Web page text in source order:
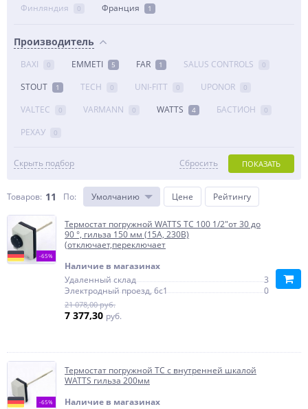
Финляндия 0 Франция 1
Производитель
BAXI 0 EMMETI 5 FAR 1 SALUS CONTROLS 0
STOUT 1 TECH 0 UNI-FITT 0 UPONOR 0
VALTEC 0 VARMANN 0 WATTS 4 БАСТИОН 0
РЕХАУ 0
Скрыть подбор ПОКАЗАТЬ
Сбросить
Товаров: 11 По: Умолчанию Цене Рейтингу
-65%
Термостат погружной WATTS TC 100 1/2"от 30 до
90 °, гильза 150 мм (15А, 230В)
(отключает,переключает
Наличие в магазинах
Удаленный склад
3
Электродный проезд, 6с1
0
21 078,00 руб.
7 377,30 руб.
-65%
Термостат погружной TC с внутренней шкалой
WATTS гильза 200мм
Наличие в магазинах